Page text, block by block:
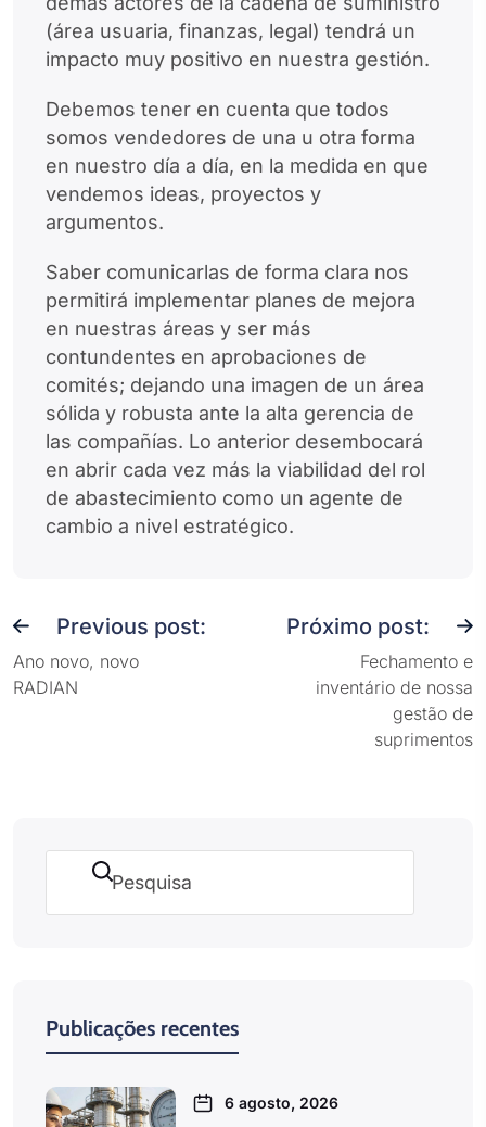
(área usuaria, finanzas, legal) tendrá un
impacto muy positivo en nuestra gestión.
Debemos tener en cuenta que todos
somos vendedores de una u otra forma
en nuestro día a día, en la medida en que
vendemos ideas, proyectos y
argumentos.
Saber comunicarlas de forma clara nos
permitirá implementar planes de mejora
en nuestras áreas y ser más
contundentes en aprobaciones de
comités; dejando una imagen de un área
sólida y robusta ante la alta gerencia de
las compañías. Lo anterior desembocará
en abrir cada vez más la viabilidad del rol
de abastecimiento como un agente de
cambio a nivel estratégico.
Previous post:
Ano novo, novo
RADIAN
Próximo post:
Fechamento e
inventário de nossa
gestão de
suprimentos
Pesquisar
Publicações recentes
6 agosto, 2026